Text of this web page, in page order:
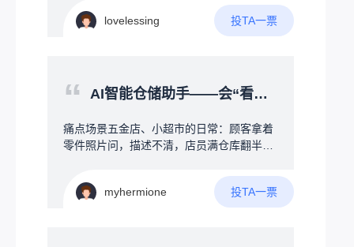
目，但是那几个都没有公开具体的硬件信息
以及源代码什么的，只是一些展示，并且
说加上时间、日期什么的，并且要求体积小
一些，希望能有大佬看到后分享一些方案之
做其他事情，所以需要设计一款协助烧水的
装置，第一可以确保接地，不会触电，其次
就是多功能辅助方式，首先是温度设定功
以持续通电PID控温，保证一直有热水，还
水，减少烧水等待时间，使用全自动洗衣机
方式接管水管和加热器，真正无需人干预智
加上屏幕及按键用来设定参数，连接WIFI可
以远程取消烧水、汇报温度，有条件加上触
lovelessing 投TA一票
“ AI智能仓储助手——会“看图听话”的智能货架地图
痛点场景五金店、小超市的日常：顾客拿着
零件照片问，描述不清，店员满仓库翻半
要记几百上千种物料位置，新手入职成本
高。创意方案一个大屏+AI大脑的智能终
端，挂在仓库或货架旁，帮店员和顾客“秒找
myhermione 投TA一票